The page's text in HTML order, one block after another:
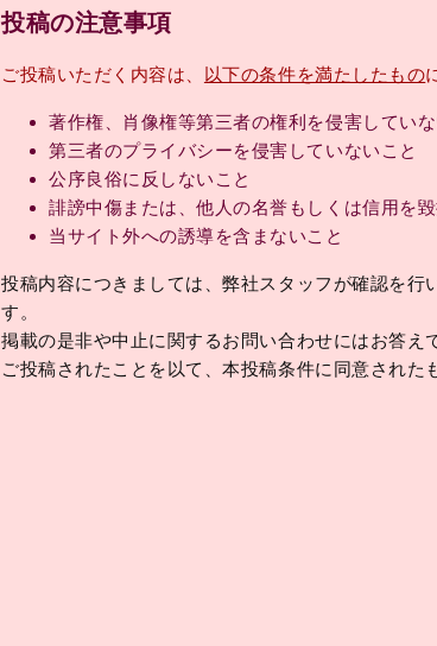
投稿の注意事項
ご投稿いただく内容は、 以下の条件を満たしたもの
著作権、肖像権等第三者の権利を侵害していな
第三者のプライバシーを侵害していないこと
公序良俗に反しないこと
誹謗中傷または、他人の名誉もしくは信用を
当サイト外への誘導を含まないこと
投稿内容につきましては、弊社スタッフが確認を行
す。
掲載の是非や中止に関するお問い合わせにはお答え
ご投稿されたことを以て、本投稿条件に同意された